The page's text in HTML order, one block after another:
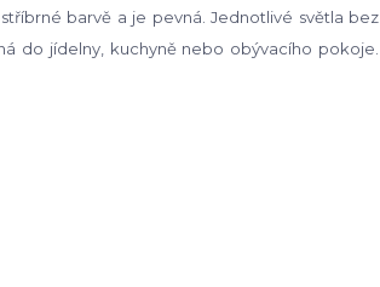
barvě a je pevná. Jednotlivé světla bez
do jídelny, kuchyně nebo obývacího pokoje.